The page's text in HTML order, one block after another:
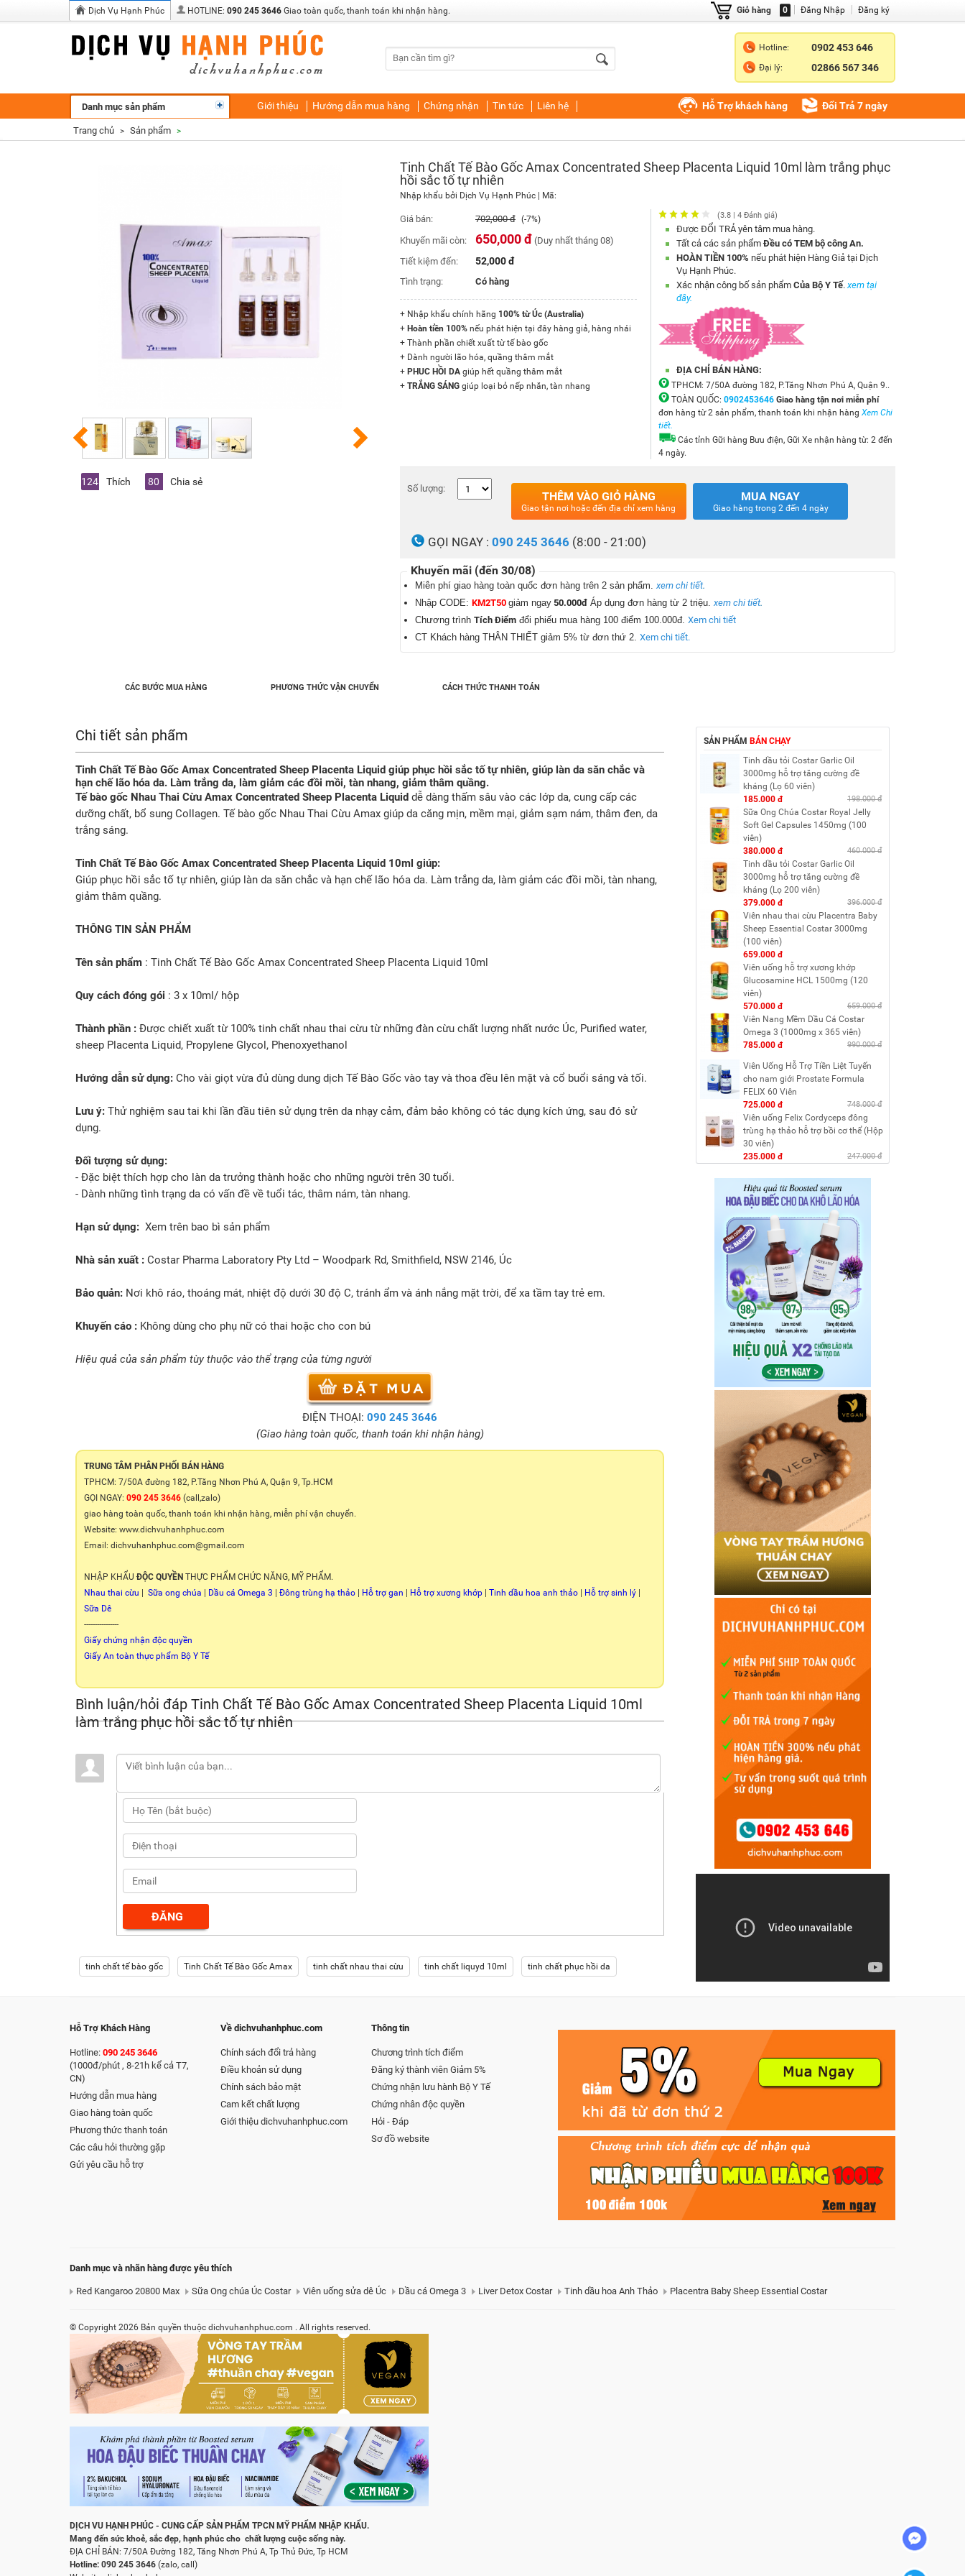
Dịch Vụ Hạnh Phúc HOTLINE: 090 245 3646 Giao toàn quốc, thanh toán khi nhận hàng. Đăng ký
Đăng Nhập
Giỏ hàng 0
Hotline: 0902 453 646
Đại lý: 02866 567 346
Danh mục sản phẩm Giới thiệu Hướng dẫn mua hàng Chứng nhận Tin tức Liên hệ Đổi Trả 7 ngày
Hỗ Trợ khách hàng
Trang chủ > Sản phẩm >
124 Thích 80 Chia sẻ
Tinh Chất Tế Bào Gốc Amax Concentrated Sheep Placenta Liquid 10ml làm trắng phục
hồi sắc tố tự nhiên
Nhập khẩu bởi Dịch Vụ Hạnh Phúc | Mã:
Giá bán: 702,000 đ (-7%)
Khuyến mãi còn: 650,000 đ (Duy nhất tháng 08)
Tiết kiệm đến:
52,000 đ
Tình trạng: Có hàng
+ Nhập khẩu chính hãng 100% từ Úc (Australia)
+ Hoàn tiền 100% nếu phát hiện tại đây hàng giả, hàng nhái
+ Thành phần chiết xuất từ tế bào gốc
+ Dành người lão hóa, quầng thâm mắt
+ PHUC HỒI DA giúp hết quầng thâm mắt
+ TRẮNG SÁNG giúp loại bỏ nếp nhăn, tàn nhang
(3.8 | 4 Đánh giá)
Được ĐỔI TRẢ yên tâm mua hàng.
Tất cả các sản phẩmĐều có TEM bộ công An.
HOÀN TIỀN 100% nếu phát hiện Hàng Giả tại Dịch
Vụ Hạnh Phúc.
Xác nhận công bố sản phẩm Của Bộ Y Tế. xem tại
đây.
ĐỊA CHỈ BÁN HÀNG:
TPHCM: 7/50A đường 182, P.Tăng Nhơn Phú A, Quận 9..
TOÀN QUỐC: 0902453646 Giao hàng tận nơi miễn phí
đơn hàng từ 2 sản phẩm, thanh toán khi nhận hàng Xem Chi
tiết.
Các tỉnh Gữi hàng Bưu điện, Gữi Xe nhận hàng từ: 2 đến
4 ngày.
Số lượng:
THÊM VÀO GIỎ HÀNG
Giao tận nơi hoặc đến địa chỉ xem hàng
MUA NGAY
Giao hàng trong 2 đến 4 ngày
GỌI NGAY : 090 245 3646 (8:00 - 21:00)
Khuyến mãi (đến 30/08)
Miễn phí giao hàng toàn quốc đơn hàng trên 2 sản phẩm. xem chi tiết.
Nhập CODE: KM2T50 giảm ngay 50.000đ Áp dụng đơn hàng từ 2 triệu. xem chi tiết.
Chương trình Tích Điểm đổi phiếu mua hàng 100 điểm 100.000đ. Xem chi tiết
CT Khách hàng THÂN THIẾT giảm 5% từ đơn thứ 2. Xem chi tiết.
CÁC BƯỚC MUA HÀNG PHƯƠNG THỨC VẬN CHUYỂN CÁCH THỨC THANH TOÁN
Chi tiết sản phẩm
Tinh Chất Tế Bào Gốc Amax Concentrated Sheep Placenta Liquid giúp phục hồi sắc tố tự nhiên, giúp làn da săn chắc và
hạn chế lão hóa da. Làm trắng da, làm giảm các đồi mồi, tàn nhang, giảm thâm quầng.
Tế bào gốc Nhau Thai Cừu Amax Concentrated Sheep Placenta Liquid dễ dàng thấm sâu vào các lớp da, cung cấp các
dưỡng chất, bổ sung Collagen. Tế bào gốc Nhau Thai Cừu Amax giúp da căng mịn, mềm mại, giảm sạm nám, thâm đen, da
trắng sáng.
Tinh Chất Tế Bào Gốc Amax Concentrated Sheep Placenta Liquid 10ml giúp:
Giúp phục hồi sắc tố tự nhiên, giúp làn da săn chắc và hạn chế lão hóa da. Làm trắng da, làm giảm các đồi mồi, tàn nhang,
giảm thâm quầng.
THÔNG TIN SẢN PHẨM
Tên sản phẩm : Tinh Chất Tế Bào Gốc Amax Concentrated Sheep Placenta Liquid 10ml
Quy cách đóng gói : 3 x 10ml/ hộp
Thành phần : Được chiết xuất từ 100% tinh chất nhau thai cừu từ những đàn cừu chất lượng nhất nước Úc, Purified water,
sheep Placenta Liquid, Propylene Glycol, Phenoxyethanol
Hướng dẫn sử dụng: Cho vài giọt vừa đủ dùng dung dịch Tế Bào Gốc vào tay và thoa đều lên mặt và cổ buổi sáng và tối.
Lưu ý: Thử nghiệm sau tai khi lần đầu tiên sử dụng trên da nhạy cảm, đảm bảo không có tác dụng kích ứng, sau đó sử
dụng.
Đối tượng sử dụng:
- Đặc biệt thích hợp cho làn da trưởng thành hoặc cho những người trên 30 tuổi.
- Dành những tình trạng da có vấn đề về tuổi tác, thâm nám, tàn nhang.
Hạn sử dụng: Xem trên bao bì sản phẩm
Nhà sản xuất : Costar Pharma Laboratory Pty Ltd – Woodpark Rd, Smithfield, NSW 2146, Úc
Bảo quản: Nơi khô ráo, thoáng mát, nhiệt độ dưới 30 độ C, tránh ẩm và ánh nắng mặt trời, để xa tầm tay trẻ em.
Khuyến cáo : Không dùng cho phụ nữ có thai hoặc cho con bú
Hiệu quả của sản phẩm tùy thuộc vào thể trạng của từng người
ĐIỆN THOẠI: 090 245 3646
(Giao hàng toàn quốc, thanh toán khi nhận hàng)
TRUNG TÂM PHÂN PHỐI BÁN HÀNG
TPHCM: 7/50A đường 182, P.Tăng Nhơn Phú A, Quận 9, Tp.HCM
GỌI NGAY: 090 245 3646 (call,zalo)
giao hàng toàn quốc, thanh toán khi nhận hàng, miễn phí vận chuyển.
Website: www.dichvuhanhphuc.com
Email: dichvuhanhphuc.com@gmail.com
NHẬP KHẨUĐỘC QUYỀN THỰC PHẨM CHỨC NĂNG, MỸ PHẨM.
Nhau thai cừu
Sữa ong chúa Dầu cá Omega 3 Đông trùng hạ thảo Hỗ trợ gan Hỗ trợ xương khớp Tinh dầu hoa anh thảo Hỗ trợ sinh lý
Sữa Dê
----------------
Giấy chứng nhận độc quyền
Giấy An toàn thực phẩm Bộ Y Tế
Bình luận/hỏi đáp Tinh Chất Tế Bào Gốc Amax Concentrated Sheep Placenta Liquid 10ml
làm trắng phục hồi sắc tố tự nhiên
tinh chất tế bào gốc Tinh Chất Tế Bào Gốc Amax tinh chất nhau thai cừu tinh chất liquyd 10ml tinh chất phục hồi da
SẢN PHẨM BÁN CHẠY
Tinh dầu tỏi Costar Garlic Oil
3000mg hỗ trợ tăng cường đề
kháng (Lọ 60 viên)
185.000 đ
198.000 đ
Sữa Ong Chúa Costar Royal Jelly
Soft Gel Capsules 1450mg (100
viên)
380.000 đ
460.000 đ
Tinh dầu tỏi Costar Garlic Oil
3000mg hỗ trợ tăng cường đề
kháng (Lọ 200 viên)
379.000 đ
396.000 đ
Viên nhau thai cừu Placentra Baby
Sheep Essential Costar 3000mg
(100 viên)
659.000 đ
Viên uống hỗ trợ xương khớp
Glucosamine HCL 1500mg (120
viên)
570.000 đ
659.000 đ
Viên Nang Mềm Dầu Cá Costar
Omega 3 (1000mg x 365 viên)
785.000 đ
990.000 đ
Viên Uống Hỗ Trợ Tiền Liệt Tuyến
cho nam giới Prostate Formula
FELIX 60 Viên
725.000 đ
748.000 đ
Viên uống Felix Cordyceps đông
trùng hạ thảo hỗ trợ bồi cơ thể (Hộp
30 viên)
235.000 đ
247.000 đ
Hỗ Trợ Khách Hàng
Hotline: 090 245 3646
(1000đ/phút , 8-21h kể cả T7,
CN)
Hướng dẫn mua hàng
Giao hàng toàn quốc
Phương thức thanh toán
Các câu hỏi thường gặp
Gửi yêu cầu hỗ trợ
Về dichvuhanhphuc.com
Chính sách đổi trả hàng
Điều khoản sử dụng
Chính sách bảo mật
Cam kết chất lượng
Giới thiệu dichvuhanhphuc.com
Thông tin
Chương trình tích điểm
Đăng ký thành viên Giảm 5%
Chứng nhận lưu hành Bộ Y Tế
Chứng nhân độc quyền
Hỏi - Đáp
Sơ đồ website
Danh mục và nhãn hàng được yêu thích
Red Kangaroo 20800 Max Sữa Ong chúa Úc Costar Viên uống sửa dê Úc Dầu cá Omega 3 Liver Detox Costar Tinh dầu hoa Anh Thảo Placentra Baby Sheep Essential Costar
© Copyright 2026 Bản quyền thuộc dichvuhanhphuc.com . All rights reserved.
DỊCH VU HẠNH PHÚC - CUNG CẤP SẢN PHẨM TPCN MỸ PHẨM NHẬP KHẨU.
Mang đến sức khoẻ, sắc đẹp, hạnh phúc cho chất lượng cuộc sống này.
ĐỊA CHỈ BÁN: 7/50A Đường 182, Tăng Nhơn Phú A, Tp Thủ Đức, Tp HCM
Hotline: 090 245 3646 (zalo, call)